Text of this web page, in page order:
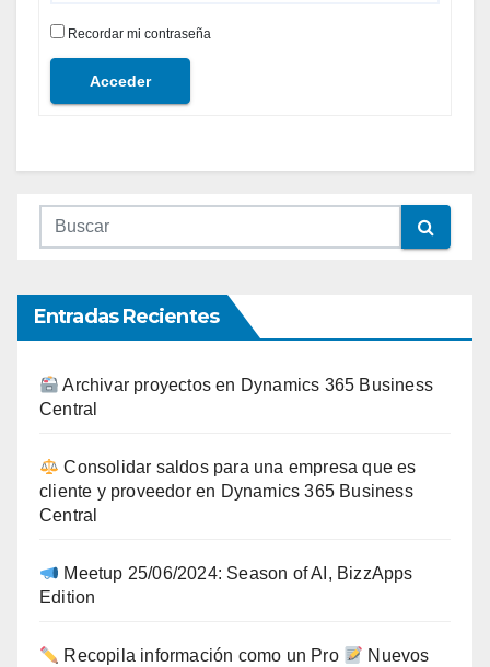
Recordar mi contraseña
Acceder
Entradas Recientes
Archivar proyectos en Dynamics 365 Business
Central
Consolidar saldos para una empresa que es
cliente y proveedor en Dynamics 365 Business
Central
Meetup 25/06/2024: Season of AI, BizzApps
Edition
Recopila información como un Pro
Nuevos